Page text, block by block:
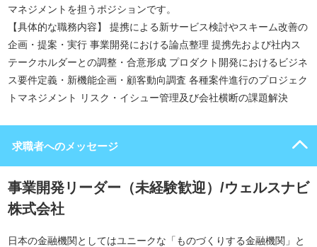
マネジメントを担うポジションです。
【具体的な職務内容】 提携による新サービス検討やスキーム改善の
企画・提案・実行 事業開発における論点整理 提携先および社内ス
テークホルダーとの調整・合意形成 プロダクト開発におけるビジネ
ス要件定義・新機能企画・顧客動向調査 各種案件進行のプロジェク
トマネジメント リスク・イシュー管理及び会社横断の課題解決
求職者へのメッセージ
事業開発リーダー（未経験歓迎）/ウェルスナビ
株式会社
日本の金融機関としてはユニークな「ものづくりする金融機関」と